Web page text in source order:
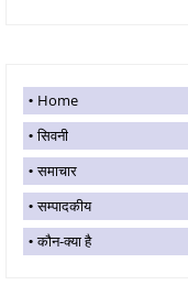
Home
सिवनी
समाचार
सम्पादकीय
कौन-क्या है